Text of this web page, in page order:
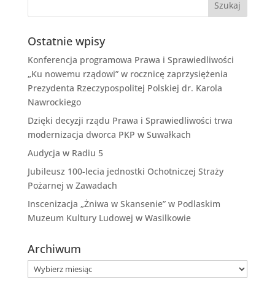
Ostatnie wpisy
Konferencja programowa Prawa i Sprawiedliwości
„Ku nowemu rządowi” w rocznicę zaprzysiężenia
Prezydenta Rzeczypospolitej Polskiej dr. Karola
Nawrockiego
Dzięki decyzji rządu Prawa i Sprawiedliwości trwa
modernizacja dworca PKP w Suwałkach
Audycja w Radiu 5
Jubileusz 100-lecia jednostki Ochotniczej Straży
Pożarnej w Zawadach
Inscenizacja „Żniwa w Skansenie” w Podlaskim
Muzeum Kultury Ludowej w Wasilkowie
Archiwum
Archiwum